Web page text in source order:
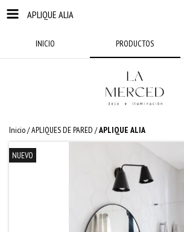
APLIQUE ALIA
INICIO PRODUCTOS
Inicio/APLIQUES DE PARED /APLIQUE ALIA
NUEVO